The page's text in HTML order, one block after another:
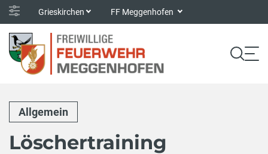
Grieskirchen FF Meggenhofen
Allgemein
Löschertraining